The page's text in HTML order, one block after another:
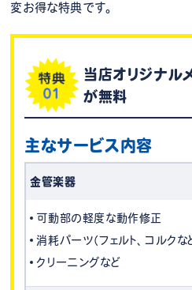
変お得な特典です。
当店オリジナル
が無料
主なサービス内容
金管楽器
可動部の軽度な動作修正
消耗パーツ（フェルト、コルクな
クリーニングなど